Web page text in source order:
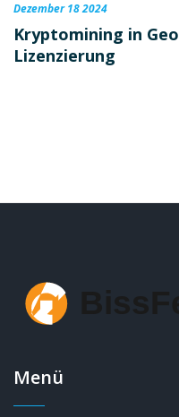
Dezember 18 2024
Kryptomining in
Lizenzierung
Menü